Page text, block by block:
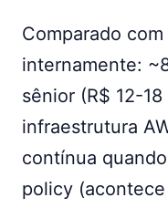
Comparado
internamente:
sênior (R$ 12-
infraestrutura
contínua
policy